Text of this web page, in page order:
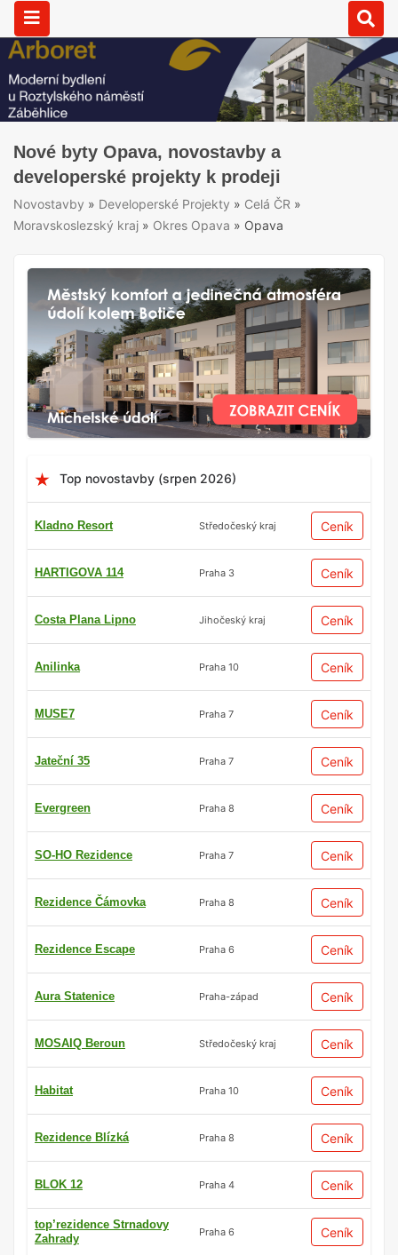
Nové byty Opava, novostavby a
developerské projekty k prodeji
Novostavby » Developerské Projekty » Celá ČR »
Moravskoslezský kraj » Okres Opava » Opava
Top novostavby (srpen 2026)
Kladno Resort Středočeský kraj Ceník
HARTIGOVA 114 Praha 3 Ceník
Costa Plana Lipno Jihočeský kraj Ceník
Anilinka Praha 10 Ceník
MUSE7 Praha 7 Ceník
Jateční 35 Praha 7 Ceník
Evergreen Praha 8 Ceník
SO-HO Rezidence Praha 7 Ceník
Rezidence Čámovka Praha 8 Ceník
Rezidence Escape Praha 6 Ceník
Aura Statenice Praha-západ Ceník
MOSAIQ Beroun Středočeský kraj Ceník
Habitat Praha 10 Ceník
Rezidence Blízká Praha 8 Ceník
BLOK 12 Praha 4 Ceník
top’rezidence Strnadovy
Zahrady
Praha 6 Ceník